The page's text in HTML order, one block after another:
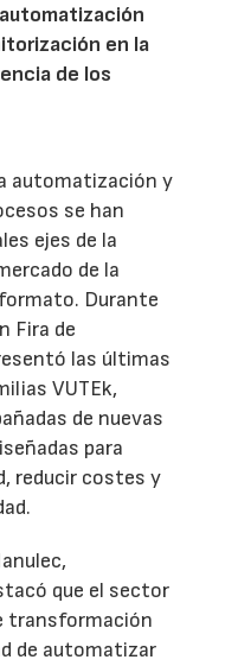
en la
de los
automatización y
se han
ejes de la
de la
Durante
Fira de
las últimas
VUTEk,
de nuevas
para
reducir costes y
que el sector
transformación
de automatizar